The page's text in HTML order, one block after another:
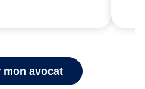
mon avocat